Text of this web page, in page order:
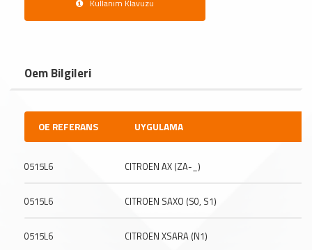
Kullanım Klavuzu
Oem Bilgileri
OE REFERANS UYGULAMA
0515L6 CITROEN AX (ZA-_)
0515L6 CITROEN SAXO (S0, S1)
0515L6 CITROEN XSARA (N1)